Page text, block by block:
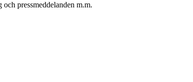
pressmeddelanden m.m.